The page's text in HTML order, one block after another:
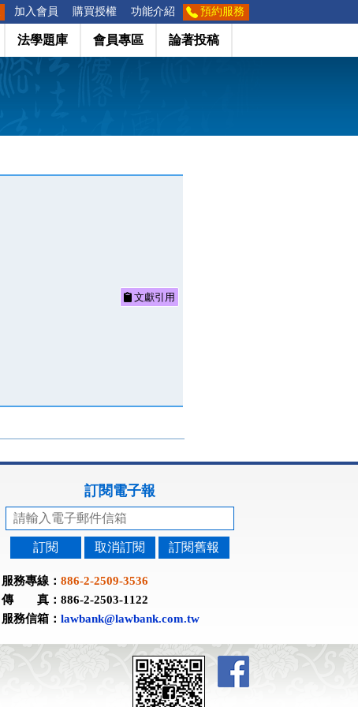
加入會員 購買授權 功能介紹 預約服務
法學題庫 會員專區 論著投稿
文獻引用
訂閱電子報
訂閱 取消訂閱 訂閱舊報
服務專線： 886-2-2509-3536
傳 真：886-2-2503-1122
服務信箱： lawbank@lawbank.com.tw